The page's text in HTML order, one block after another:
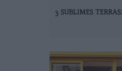
3 SUBLIMES